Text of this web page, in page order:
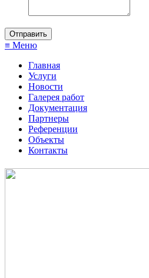
≡ Меню
Главная
Услуги
Новости
Галерея работ
Документация
Партнеры
Референции
Объекты
Контакты